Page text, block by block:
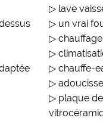
▷ lave
▷ un vrai
▷ chauffage
▷
▷ chauffe-
▷
▷ plaque